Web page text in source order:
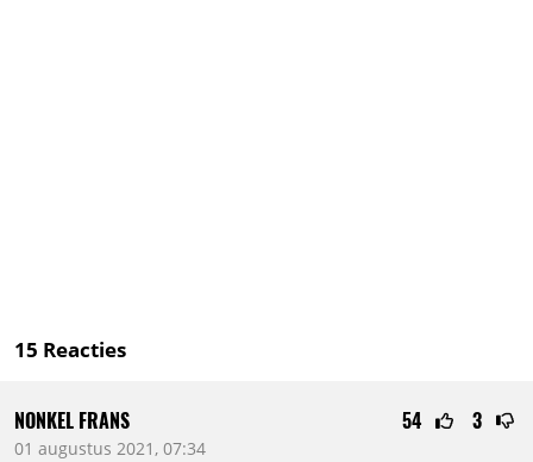
15 Reacties
54 3
NONKEL FRANS
01 augustus 2021, 07:34